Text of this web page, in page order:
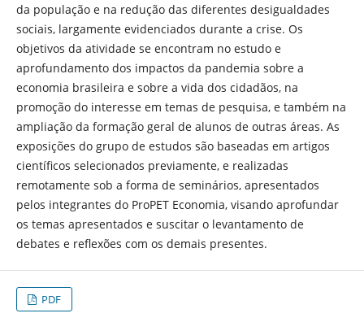
da população e na redução das diferentes desigualdades
sociais, largamente evidenciados durante a crise. Os
objetivos da atividade se encontram no estudo e
aprofundamento dos impactos da pandemia sobre a
economia brasileira e sobre a vida dos cidadãos, na
promoção do interesse em temas de pesquisa, e também na
ampliação da formação geral de alunos de outras áreas. As
exposições do grupo de estudos são baseadas em artigos
científicos selecionados previamente, e realizadas
remotamente sob a forma de seminários, apresentados
pelos integrantes do ProPET Economia, visando aprofundar
os temas apresentados e suscitar o levantamento de
debates e reflexões com os demais presentes.
PDF